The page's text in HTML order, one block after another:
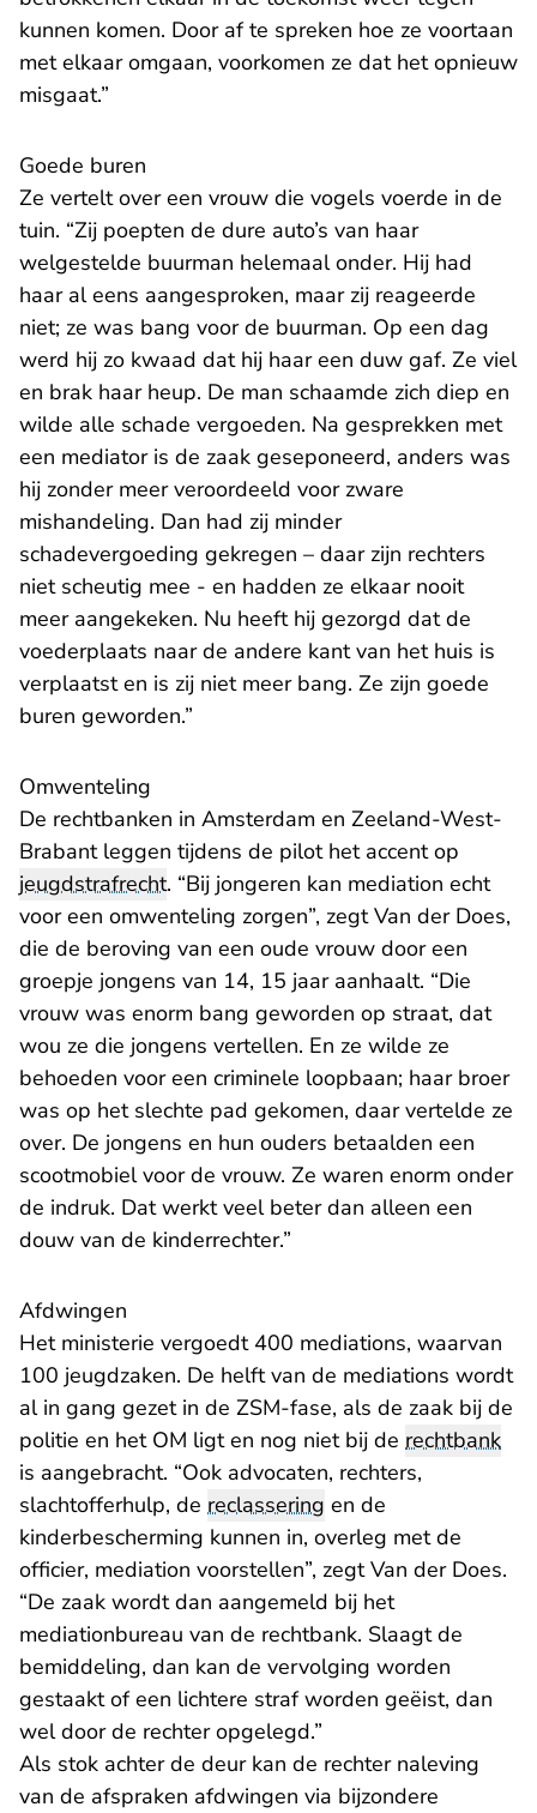
kunnen komen. Door af te spreken hoe ze voortaan
met elkaar omgaan, voorkomen ze dat het opnieuw
misgaat.”
Goede buren
Ze vertelt over een vrouw die vogels voerde in de
tuin. “Zij poepten de dure auto’s van haar
welgestelde buurman helemaal onder. Hij had
haar al eens aangesproken, maar zij reageerde
niet; ze was bang voor de buurman. Op een dag
werd hij zo kwaad dat hij haar een duw gaf. Ze viel
en brak haar heup. De man schaamde zich diep en
wilde alle schade vergoeden. Na gesprekken met
een mediator is de zaak geseponeerd, anders was
hij zonder meer veroordeeld voor zware
mishandeling. Dan had zij minder
schadevergoeding gekregen – daar zijn rechters
niet scheutig mee - en hadden ze elkaar nooit
meer aangekeken. Nu heeft hij gezorgd dat de
voederplaats naar de andere kant van het huis is
verplaatst en is zij niet meer bang. Ze zijn goede
buren geworden.”
Omwenteling
De rechtbanken in Amsterdam en Zeeland-West-
Brabant leggen tijdens de pilot het accent op
jeugdstrafrecht. “Bij jongeren kan mediation echt
voor een omwenteling zorgen”, zegt Van der Does,
die de beroving van een oude vrouw door een
groepje jongens van 14, 15 jaar aanhaalt. “Die
vrouw was enorm bang geworden op straat, dat
wou ze die jongens vertellen. En ze wilde ze
behoeden voor een criminele loopbaan; haar broer
was op het slechte pad gekomen, daar vertelde ze
over. De jongens en hun ouders betaalden een
scootmobiel voor de vrouw. Ze waren enorm onder
de indruk. Dat werkt veel beter dan alleen een
douw van de kinderrechter.”
Afdwingen
Het ministerie vergoedt 400 mediations, waarvan
100 jeugdzaken. De helft van de mediations wordt
al in gang gezet in de ZSM-fase, als de zaak bij de
politie en het OM ligt en nog niet bij de rechtbank
is aangebracht. “Ook advocaten, rechters,
slachtofferhulp, de reclassering en de
kinderbescherming kunnen in, overleg met de
officier, mediation voorstellen”, zegt Van der Does.
“De zaak wordt dan aangemeld bij het
mediationbureau van de rechtbank. Slaagt de
bemiddeling, dan kan de vervolging worden
gestaakt of een lichtere straf worden geëist, dan
wel door de rechter opgelegd.”
Als stok achter de deur kan de rechter naleving
van de afspraken afdwingen via bijzondere